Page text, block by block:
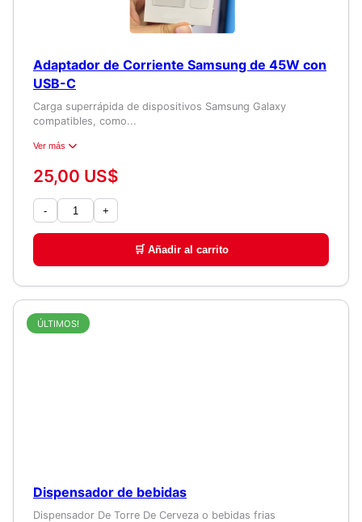
Adaptador de Corriente Samsung de 45W con
USB-C
Carga superrápida de dispositivos Samsung Galaxy
compatibles, como...
Ver más
25,00 US$
- +
🛒 Añadir al carrito
ÚLTIMOS!
Dispensador de bebidas
Dispensador De Torre De Cerveza o bebidas frias